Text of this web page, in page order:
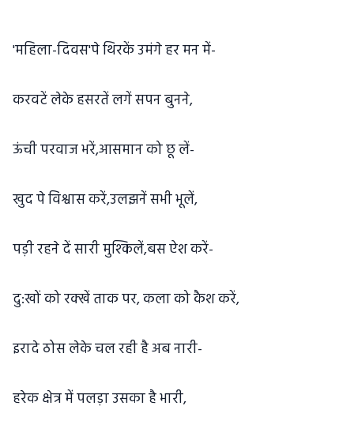
'महिला-दिवस'पे थिरकें उमंगे हर मन में-
करवटें लेके हसरतें लगें सपन बुनने,
ऊंची परवाज भरें,आसमान को छू लें-
खुद पे विश्वास करें,उलझनें सभी भूलें,
पड़ी रहने दें सारी मुश्किलें,बस ऐश करें-
दु:खों को रक्खें ताक पर, कला को कैश करें,
इरादे ठोस लेके चल रही है अब नारी-
हरेक क्षेत्र में पलड़ा उसका है भारी,